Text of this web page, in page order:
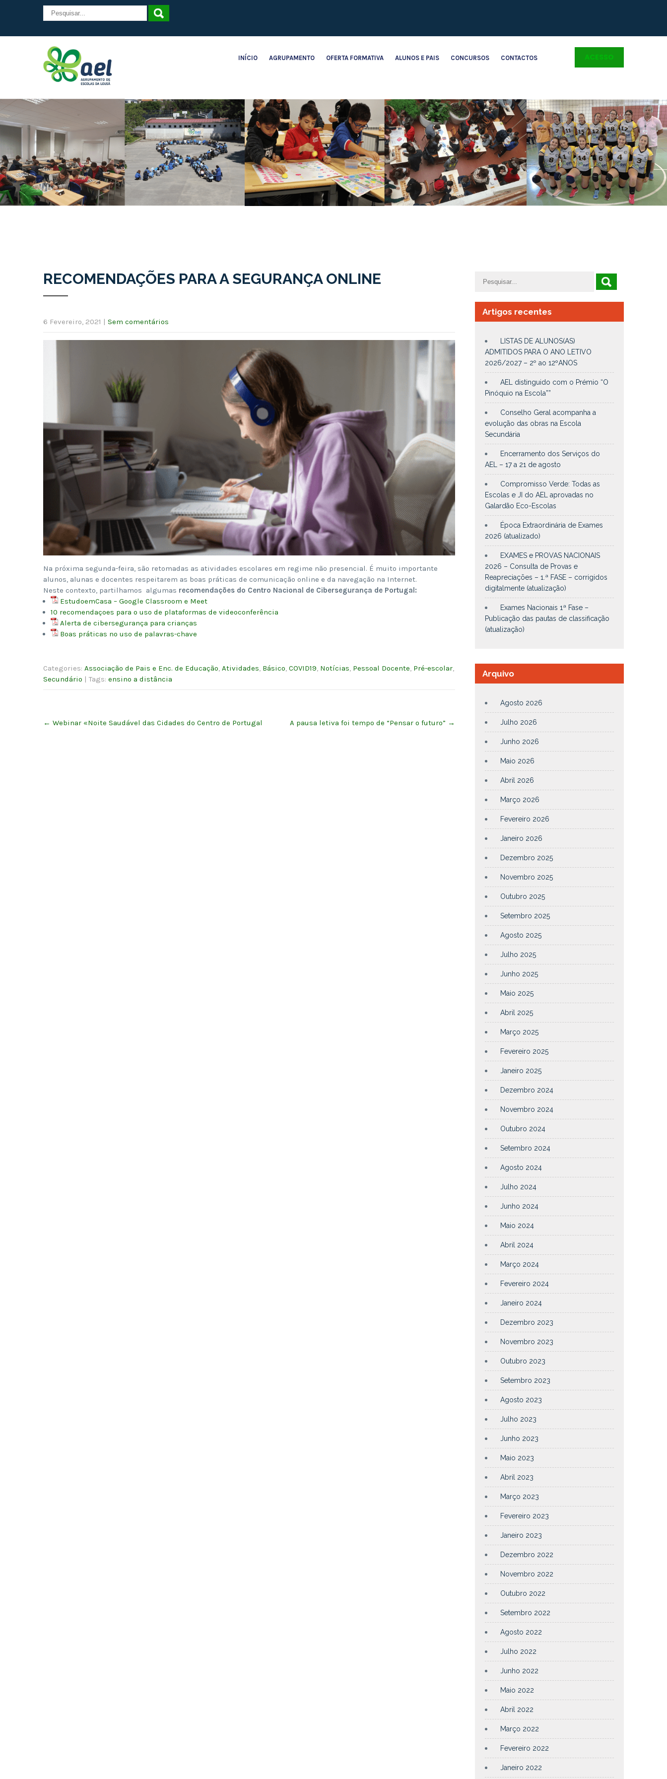
INÍCIO AGRUPAMENTO OFERTA FORMATIVA ALUNOS E PAIS CONCURSOS CONTACTOS ACESSO
RECOMENDAÇÕES PARA A SEGURANÇA ONLINE
6 Fevereiro, 2021 | Sem comentários
Na próxima segunda-feira, são retomadas as atividades escolares em regime não presencial. É muito importante
alunos, alunas e docentes respeitarem as boas práticas de comunicação online e da navegação na Internet.
Neste contexto, partilhamos algumas recomendações do Centro Nacional de Cibersegurança de Portugal:
EstudoemCasa – Google Classroom e Meet
10 recomendaçoes para o uso de plataformas de videoconferência
Alerta de cibersegurança para crianças
Boas práticas no uso de palavras-chave
Categories: Associação de Pais e Enc. de Educação, Atividades, Básico, COVID19, Notícias, Pessoal Docente, Pré-escolar,
Secundário | Tags: ensino a distância
navigation
← Webinar «Noite Saudável das Cidades do Centro de Portugal A pausa letiva foi tempo de “Pensar o futuro” →
Artigos recentes
LISTAS DE ALUNOS(AS)
ADMITIDOS PARA O ANO LETIVO
2026/2027 – 2º ao 12ºANOS
AEL distinguido com o Prémio “O
Pinóquio na Escola””
Conselho Geral acompanha a
evolução das obras na Escola
Secundária
Encerramento dos Serviços do
AEL – 17 a 21 de agosto
Compromisso Verde: Todas as
Escolas e JI do AEL aprovadas no
Galardão Eco-Escolas
Época Extraordinária de Exames
2026 (atualizado)
EXAMES e PROVAS NACIONAIS
2026 – Consulta de Provas e
Reapreciações – 1.ª FASE – corrigidos
digitalmente (atualização)
Exames Nacionais 1ª Fase –
Publicação das pautas de classificação
(atualização)
Arquivo
Agosto 2026
Julho 2026
Junho 2026
Maio 2026
Abril 2026
Março 2026
Fevereiro 2026
Janeiro 2026
Dezembro 2025
Novembro 2025
Outubro 2025
Setembro 2025
Agosto 2025
Julho 2025
Junho 2025
Maio 2025
Abril 2025
Março 2025
Fevereiro 2025
Janeiro 2025
Dezembro 2024
Novembro 2024
Outubro 2024
Setembro 2024
Agosto 2024
Julho 2024
Junho 2024
Maio 2024
Abril 2024
Março 2024
Fevereiro 2024
Janeiro 2024
Dezembro 2023
Novembro 2023
Outubro 2023
Setembro 2023
Agosto 2023
Julho 2023
Junho 2023
Maio 2023
Abril 2023
Março 2023
Fevereiro 2023
Janeiro 2023
Dezembro 2022
Novembro 2022
Outubro 2022
Setembro 2022
Agosto 2022
Julho 2022
Junho 2022
Maio 2022
Abril 2022
Março 2022
Fevereiro 2022
Janeiro 2022